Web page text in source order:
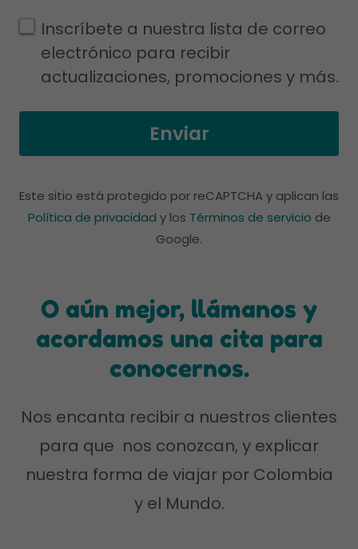
Inscríbete a nuestra lista de correo
electrónico para recibir
actualizaciones, promociones y más.
Enviar
Este sitio está protegido por reCAPTCHA y aplican las
Política de privacidad y los Términos de servicio de
Google.
O aún mejor, llámanos y
acordamos una cita para
conocernos.
Nos encanta recibir a nuestros clientes
para que nos conozcan, y explicar
nuestra forma de viajar por Colombia
y el Mundo.